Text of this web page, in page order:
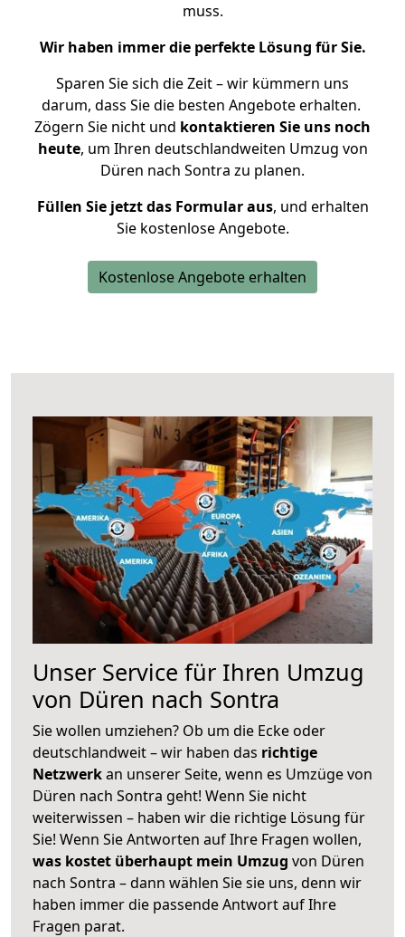
muss.
Wir haben immer die perfekte Lösung für Sie.
Sparen Sie sich die Zeit – wir kümmern uns
darum, dass Sie die besten Angebote erhalten.
Zögern Sie nicht und kontaktieren Sie uns noch
heute, um Ihren deutschlandweiten Umzug von
Düren nach Sontra zu planen.
Füllen Sie jetzt das Formular aus, und erhalten
Sie kostenlose Angebote.
Kostenlose Angebote erhalten
Unser Service für Ihren Umzug
von Düren nach Sontra
Sie wollen umziehen? Ob um die Ecke oder
deutschlandweit – wir haben das richtige
Netzwerkan unserer Seite, wenn es Umzüge von
Düren nach Sontra geht! Wenn Sie nicht
weiterwissen – haben wir die richtige Lösung für
Sie! Wenn Sie Antworten auf Ihre Fragen wollen,
was kostet überhaupt mein Umzug von Düren
nach Sontra – dann wählen Sie sie uns, denn wir
haben immer die passende Antwort auf Ihre
Fragen parat.